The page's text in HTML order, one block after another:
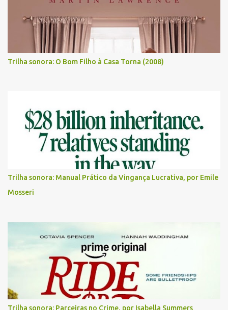
Trilha sonora: O Bom Filho à Casa Torna (2008)
Trilha sonora: Manual Prático da Vingança Lucrativa, por Emile
Mosseri
Trilha sonora: Parceiras no Crime, por Isabella Summers